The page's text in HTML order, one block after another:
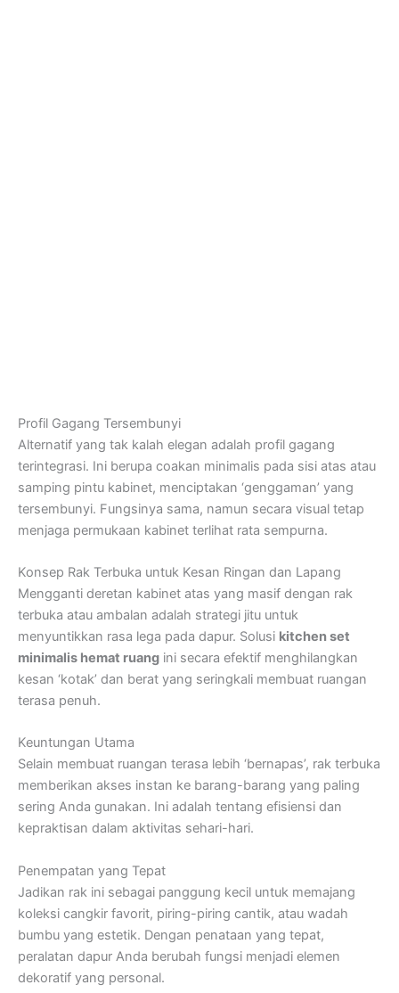
Profil Gagang Tersembunyi
Alternatif yang tak kalah elegan adalah profil gagang
terintegrasi. Ini berupa coakan minimalis pada sisi atas atau
samping pintu kabinet, menciptakan ‘genggaman’ yang
tersembunyi. Fungsinya sama, namun secara visual tetap
menjaga permukaan kabinet terlihat rata sempurna.
Konsep Rak Terbuka untuk Kesan Ringan dan Lapang
Mengganti deretan kabinet atas yang masif dengan rak
terbuka atau ambalan adalah strategi jitu untuk
menyuntikkan rasa lega pada dapur. Solusi kitchen set
minimalis hemat ruang ini secara efektif menghilangkan
kesan ‘kotak’ dan berat yang seringkali membuat ruangan
terasa penuh.
Keuntungan Utama
Selain membuat ruangan terasa lebih ‘bernapas’, rak terbuka
memberikan akses instan ke barang-barang yang paling
sering Anda gunakan. Ini adalah tentang efisiensi dan
kepraktisan dalam aktivitas sehari-hari.
Penempatan yang Tepat
Jadikan rak ini sebagai panggung kecil untuk memajang
koleksi cangkir favorit, piring-piring cantik, atau wadah
bumbu yang estetik. Dengan penataan yang tepat,
peralatan dapur Anda berubah fungsi menjadi elemen
dekoratif yang personal.